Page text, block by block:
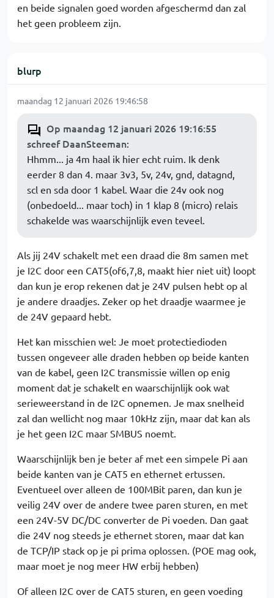
en beide signalen goed worden afgeschermd dan zal
het geen probleem zijn.
blurp
maandag 12 januari 2026 19:46:58
Op maandag 12 januari 2026 19:16:55
schreef DaanSteeman:
Hhmm... ja 4m haal ik hier echt ruim. Ik denk
eerder 8 dan 4. maar 3v3, 5v, 24v, gnd, datagnd,
scl en sda door 1 kabel. Waar die 24v ook nog
(onbedoeld... maar toch) in 1 klap 8 (micro) relais
schakelde was waarschijnlijk even teveel.
Als jij 24V schakelt met een draad die 8m samen met
je I2C door een CAT5(of6,7,8, maakt hier niet uit) loopt
dan kun je erop rekenen dat je 24V pulsen hebt op al
je andere draadjes. Zeker op het draadje waarmee je
de 24V gepaard hebt.
Het kan misschien wel: Je moet protectiedioden
tussen ongeveer alle draden hebben op beide kanten
van de kabel, geen I2C transmissie willen op enig
moment dat je schakelt en waarschijnlijk ook wat
serieweerstand in de I2C opnemen. Je max snelheid
zal dan wellicht nog maar 10kHz zijn, maar dat kan als
je het geen I2C maar SMBUS noemt.
Waarschijnlijk ben je beter af met een simpele Pi aan
beide kanten van je CAT5 en ethernet ertussen.
Eventueel over alleen de 100MBit paren, dan kun je
veilig 24V over de andere twee paren sturen, en met
een 24V-5V DC/DC converter de Pi voeden. Dan gaat
die 24V nog steeds je ethernet storen, maar dat kan
de TCP/IP stack op je pi prima oplossen. (POE mag ook,
maar moet je nog meer HW erbij hebben)
Of alleen I2C over de CAT5 sturen, en geen voeding